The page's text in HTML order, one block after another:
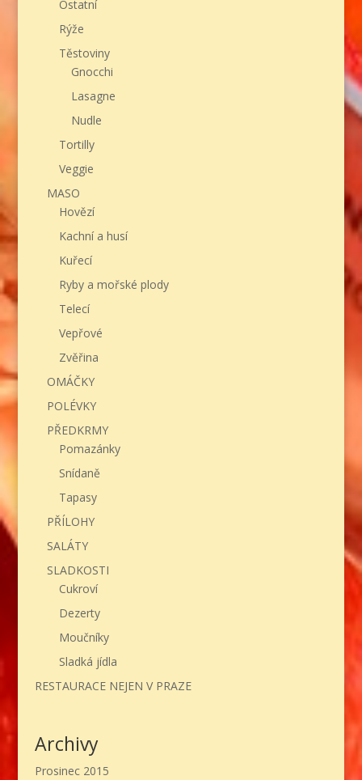
Ostatní
Rýže
Těstoviny
Gnocchi
Lasagne
Nudle
Tortilly
Veggie
MASO
Hovězí
Kachní a husí
Kuřecí
Ryby a mořské plody
Telecí
Vepřové
Zvěřina
OMÁČKY
POLÉVKY
PŘEDKRMY
Pomazánky
Snídaně
Tapasy
PŘÍLOHY
SALÁTY
SLADKOSTI
Cukroví
Dezerty
Moučníky
Sladká jídla
RESTAURACE NEJEN V PRAZE
Archivy
Prosinec 2015